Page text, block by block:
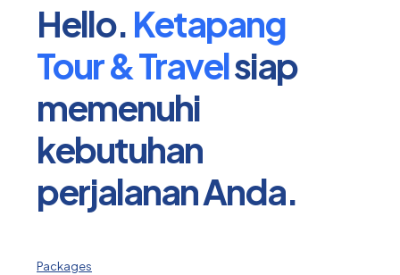
Hello. Ketapang
Tour & Travelsiap
memenuhi
kebutuhan
perjalanan Anda.
Packages